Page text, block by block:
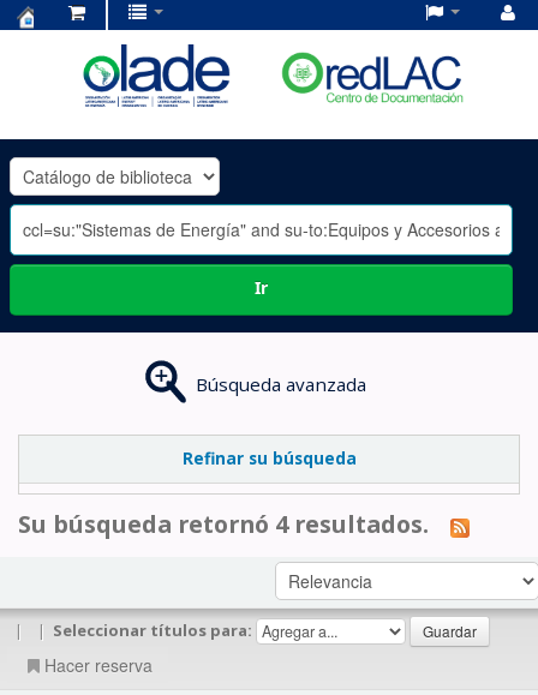
OLADE
-
Ir
Búsqueda avanzada
Refinar su búsqueda
Su búsqueda retornó 4 resultados.
| | Seleccionar títulos para:
Hacer reserva